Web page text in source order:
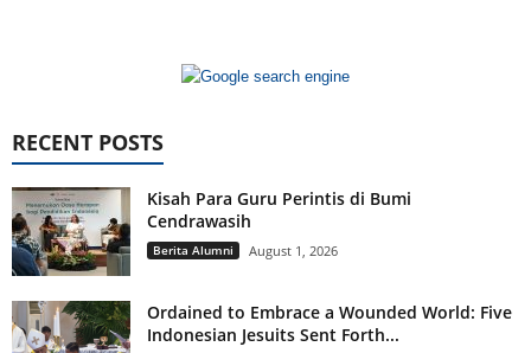
RECENT POSTS
Kisah Para Guru Perintis di Bumi
Cendrawasih
Berita Alumni August 1, 2026
Ordained to Embrace a Wounded World: Five
Indonesian Jesuits Sent Forth...